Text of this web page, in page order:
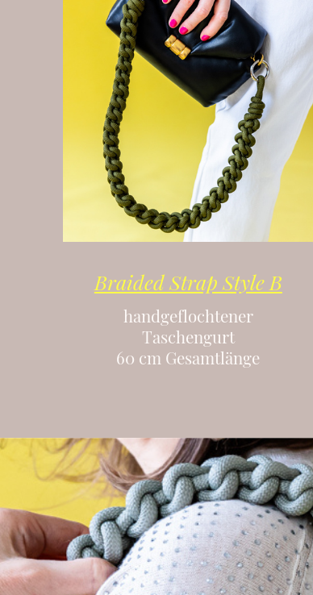
Braided Strap Style B
handgeflochtener
Taschengurt
60 cm Gesamtlänge